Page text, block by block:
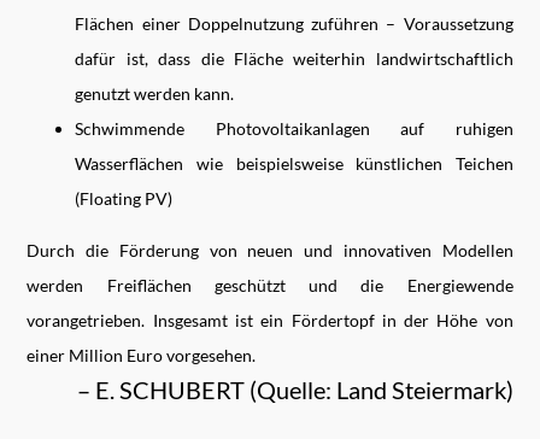
Flächen einer Doppelnutzung zuführen – Voraussetzung
dafür ist, dass die Fläche weiterhin landwirtschaftlich
genutzt werden kann.
Schwimmende Photovoltaikanlagen auf ruhigen
Wasserflächen wie beispielsweise künstlichen Teichen
(Floating PV)
Durch die Förderung von neuen und innovativen Modellen
werden Freiflächen geschützt und die Energiewende
vorangetrieben. Insgesamt ist ein Fördertopf in der Höhe von
einer Million Euro vorgesehen.
– E. SCHUBERT (Quelle: Land Steiermark)